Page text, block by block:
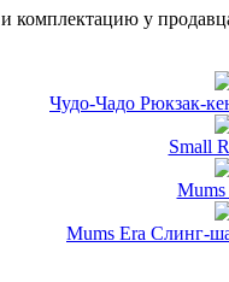
комплектацию у
Чудо-Чадо Рюкзак-
Small
Mums Era Слинг-